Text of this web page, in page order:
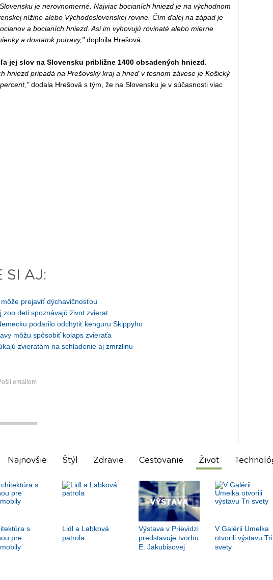
je nerovnomerné. Najviac bocianích hniezd je na východnom
nížine alebo Východoslovenskej rovine. Čím ďalej na západ je
a bocianích hniezd. Asi im vyhovujú rovinaté alebo mierne
a dostatok potravy,"doplnila Hrešová.
jej slov na Slovensku približne 1400 obsadených hniezd.
hniezd pripadá na Prešovský kraj a hneď v tesnom závese je Košický
dodala Hrešová s tým, že na Slovensku je v súčasnosti viac
SI AJ:
prejaviť dýchavičnosťou
zoo deti spoznávajú život zvierat
podarilo odchytiť kenguru Skippyho
môžu spôsobiť kolaps zvieraťa
zvieratám na schladenie aj zmrzlinu
emailom
Najnovšie Štýl Zdravie Cestovanie Život
s
pre
Lidl a Labková
patrola
Výstava v Prievidzi
predstavuje tvorbu
E. Jakubisovej
V Galérii Umelka
otvorili výstavu Tri
svety